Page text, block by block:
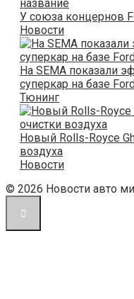
У союза концернов
Новости
На SEMA показали
суперкар на базе
Тюнинг
Новый Rolls-Royce
воздуха
Новости
© 2026 Новости авто